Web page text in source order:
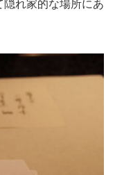
れ家的な場所にあ